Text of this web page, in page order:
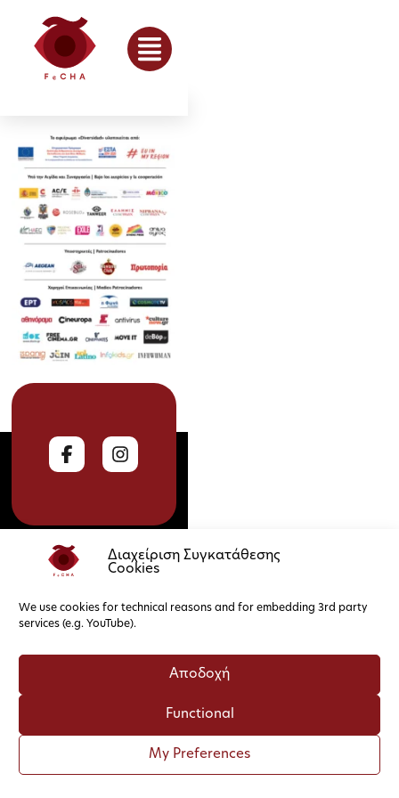
Διαχείριση Συγκατάθεσης
Cookies
We use cookies for technical reasons and for embedding 3rd party
services (e.g. YouTube).
Αποδοχή
Functional
My Preferences